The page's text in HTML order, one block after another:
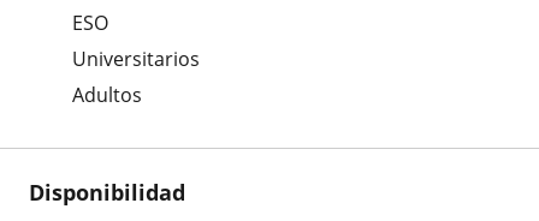
ESO
Universitarios
Adultos
Disponibilidad